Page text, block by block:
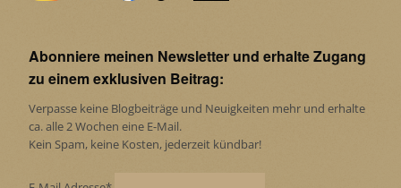
Abonniere meinen Newsletter und erhalte Zugang
zu einem exklusiven Beitrag:
Verpasse keine Blogbeiträge und Neuigkeiten mehr und erhalte
ca. alle 2 Wochen eine E-Mail.
Kein Spam, keine Kosten, jederzeit kündbar!